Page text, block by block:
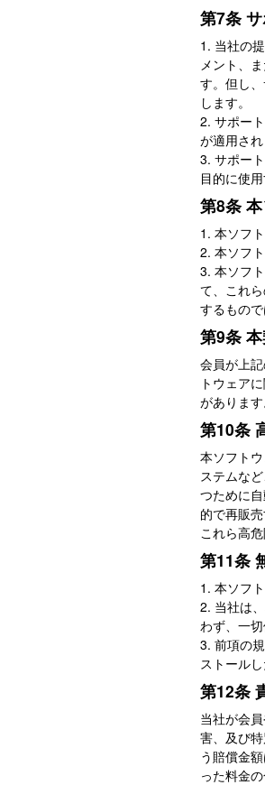
第7条
1. 当社の
メント、
す。但し
します。
2. サポー
が適用され
3. サポー
目的に使
第8条
1. 本ソフ
2. 本ソフ
3. 本ソフ
て、これ
するもので
第9条
会員が上
トウェア
があります
第10条
本ソフト
ステムな
つために
的で再販
これら高
第11条
1. 本ソフ
2. 当社は
わず、一切
3. 前項の
ストール
第12条
当社が会
害、及び
う賠償金
った料金